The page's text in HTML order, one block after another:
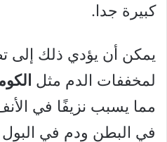
كبيرة جدا.
يمكن أن يؤدي ذلك إلى
لمخففات الدم مثل
مما يسبب نزيفًا في
في البطن ودم في